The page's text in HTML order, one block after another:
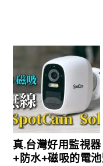
真.台灣好用監視
+防水+磁吸的電